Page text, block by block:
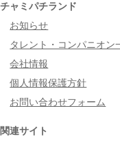
チャミパチランド
お知らせ
タレント・コンパニオン
会社情報
個人情報保護方針
お問い合わせフォーム
関連サイト